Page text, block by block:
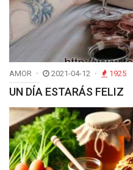
AMOR 2021-04-12 1925
UN DÍA ESTARÁS FELIZ